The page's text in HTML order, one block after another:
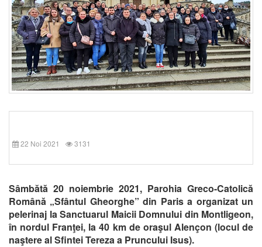
22 Noi 2021 3131
Sâmbătă 20 noiembrie 2021, Parohia Greco-Catolică
Română „Sfântul Gheorghe” din Paris a organizat un
pelerinaj la Sanctuarul Maicii Domnului din Montligeon,
în nordul Franţei, la 40 km de oraşul Alençon (locul de
naştere al Sfintei Tereza a Pruncului Isus).